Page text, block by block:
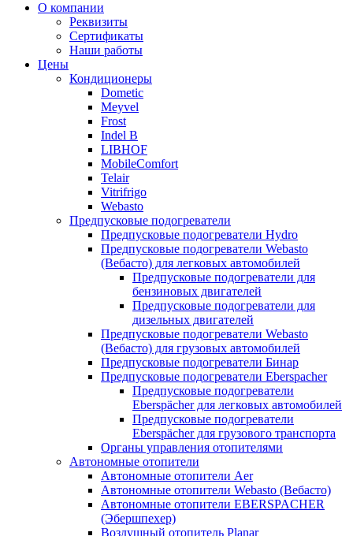
вверх
О компании
Реквизиты
Сертификаты
Наши работы
Цены
Кондиционеры
Dometic
Meyvel
Frost
Indel B
LIBHOF
MobileComfort
Telair
Vitrifrigo
Webasto
Предпусковые подогреватели
Предпусковые подогреватели Hydro
Предпусковые подогреватели Webasto
(Вебасто) для легковых автомобилей
Предпусковые подогреватели для
бензиновых двигателей
Предпусковые подогреватели для
дизельных двигателей
Предпусковые подогреватели Webasto
(Вебасто) для грузовых автомобилей
Предпусковые подогреватели Бинар
Предпусковые подогреватели Eberspacher
Предпусковые подогреватели
Eberspächer для легковых автомобилей
Предпусковые подогреватели
Eberspächer для грузового транспорта
Органы управления отопителями
Автономные отопители
Автономные отопители Аer
Автономные отопители Webasto (Вебасто)
Автономные отопители EBERSPACHER
(Эбершпехер)
Воздушный отопитель Planar